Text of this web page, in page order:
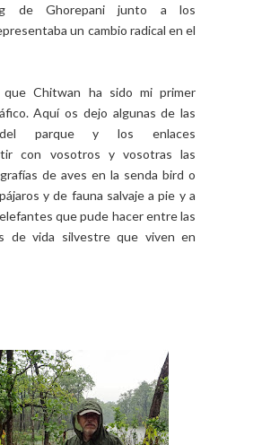
de Ghorepani junto a los
un cambio radical en el
que Chitwan ha sido mi primer
Aquí os dejo algunas de las
del parque y los enlaces
con vosotros y vosotras las
de aves en la senda bird o
y de fauna salvaje a pie y a
que pude hacer entre las
de vida silvestre que viven en